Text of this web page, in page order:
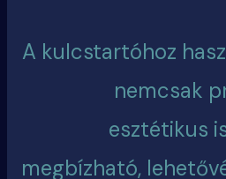
A kulcstartóhoz
nemcsak
esztétikus
megbízható,